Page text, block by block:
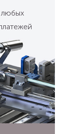
любых